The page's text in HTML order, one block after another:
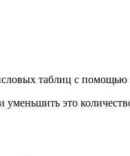
таблиц с
это